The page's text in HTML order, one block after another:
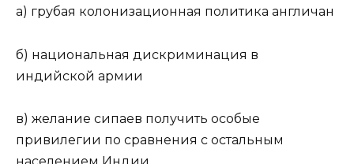
а) грубая колонизационная политика англичан
б) национальная дискриминация в
индийской армии
в) желание сипаев получить особые
привилегии по сравнения с остальным